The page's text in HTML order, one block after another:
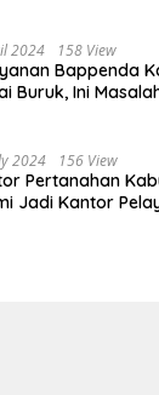
2024 158 View
Bappenda
Buruk, Ini
2024 156 View
Pertanahan
Jadi Kantor